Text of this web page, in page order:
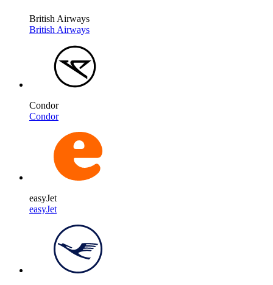
British Airways
British Airways
Condor
Condor
easyJet
easyJet